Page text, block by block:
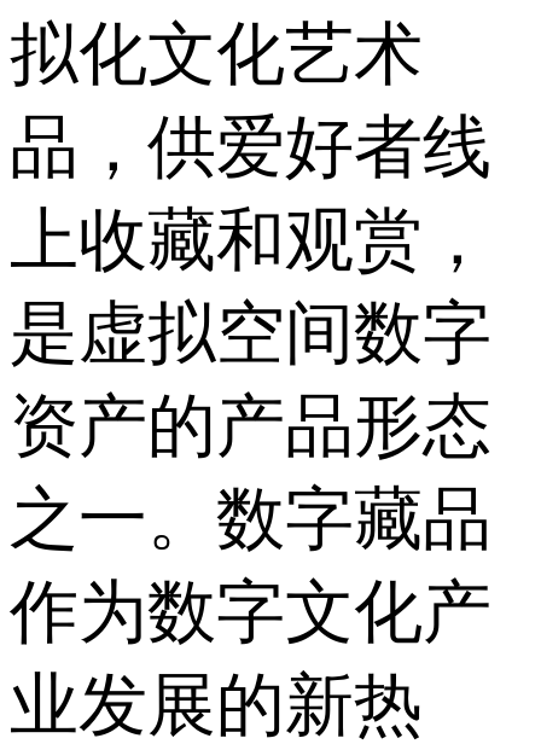
拟化文化艺术
品，供爱好者线
上收藏和观赏，
是虚拟空间数字
资产的产品形态
之一。数字藏品
作为数字文化产
业发展的新热